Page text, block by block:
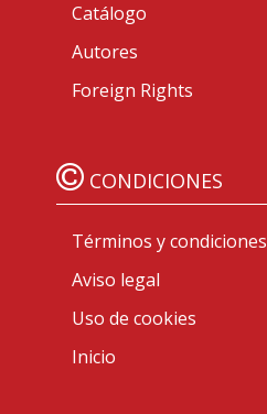
Catálogo
Autores
Foreign Rights
CONDICIONES
Términos y condiciones
Aviso legal
Uso de cookies
Inicio